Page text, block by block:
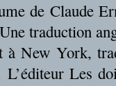
de Claude
traduction
New York,
L’éditeur Les